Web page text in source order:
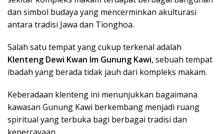
dan simbol budaya yang mencerminkan akulturasi
antara tradisi Jawa dan Tionghoa.
Salah satu tempat yang cukup terkenal adalah
Klenteng Dewi Kwan Im Gunung Kawi, sebuah tempat
ibadah yang berada tidak jauh dari kompleks makam.
Keberadaan klenteng ini menunjukkan bagaimana
kawasan Gunung Kawi berkembang menjadi ruang
spiritual yang terbuka bagi berbagai tradisi dan